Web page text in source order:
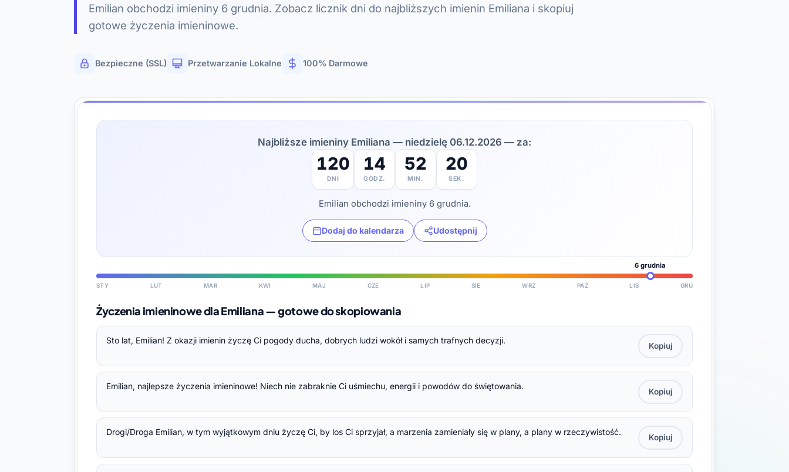
Emilian obchodzi imieniny 6 grudnia. Zobacz licznik dni do najbliższych imienin Emiliana i skopiuj
gotowe życzenia imieninowe.
Bezpieczne (SSL) Przetwarzanie Lokalne 100% Darmowe
Najbliższe imieniny Emiliana — niedzielę 06.12.2026 — za:
120
DNI
14
GODZ.
52
MIN.
18
SEK.
Emilian obchodzi imieniny 6 grudnia.
Dodaj do kalendarza Udostępnij
6 grudnia
STY LUT MAR KWI MAJ CZE LIP SIE WRZ PAŹ LIS GRU
Życzenia imieninowe dla Emiliana — gotowe do skopiowania
Sto lat, Emilian! Z okazji imienin życzę Ci pogody ducha, dobrych ludzi wokół i samych trafnych decyzji.
Kopiuj
Emilian, najlepsze życzenia imieninowe! Niech nie zabraknie Ci uśmiechu, energii i powodów do świętowania.
Kopiuj
Drogi/Droga Emilian, w tym wyjątkowym dniu życzę Ci, by los Ci sprzyjał, a marzenia zamieniały się w plany, a plany w rzeczywistość.
Kopiuj